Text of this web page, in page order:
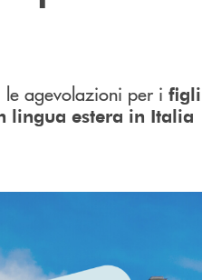
le agevolazioni per i figli
lingua estera in Italia